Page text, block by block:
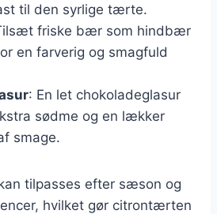
til den syrlige tærte.
friske bær som hindbær
en farverig og smagfuld
: En let chokoladeglasur
sødme og en lækker
smage.
tilpasses efter sæson og
hvilket gør citrontærten